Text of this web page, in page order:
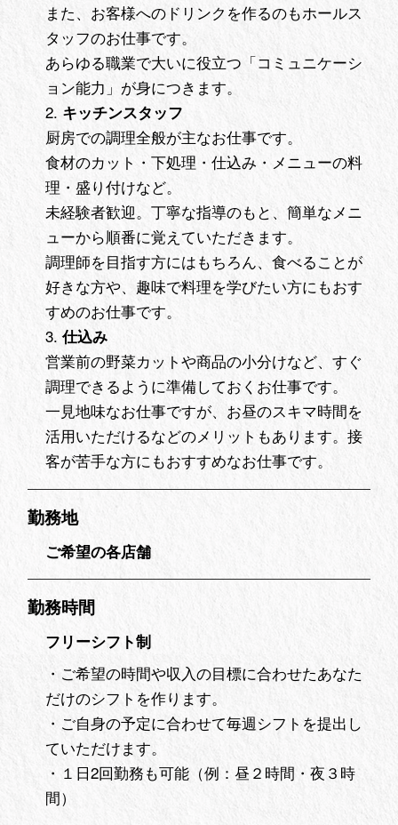
また、お客様へのドリンクを作るのもホールス
タッフのお仕事です。
あらゆる職業で大いに役立つ「コミュニケーシ
ョン能力」が身につきます。
キッチンスタッフ
厨房での調理全般が主なお仕事です。
食材のカット・下処理・仕込み・メニューの料
理・盛り付けなど。
未経験者歓迎。丁寧な指導のもと、簡単なメニ
ューから順番に覚えていただきます。
調理師を目指す方にはもちろん、食べることが
好きな方や、趣味で料理を学びたい方にもおす
すめのお仕事です。
仕込み
営業前の野菜カットや商品の小分けなど、すぐ
調理できるように準備しておくお仕事です。
一見地味なお仕事ですが、お昼のスキマ時間を
活用いただけるなどのメリットもあります。接
客が苦手な方にもおすすめなお仕事です。
勤務地
ご希望の各店舗
勤務時間
フリーシフト制
・ご希望の時間や収入の目標に合わせたあなた
だけのシフトを作ります。
・ご自身の予定に合わせて毎週シフトを提出し
ていただけます。
・１日2回勤務も可能（例：昼２時間・夜３時
間）